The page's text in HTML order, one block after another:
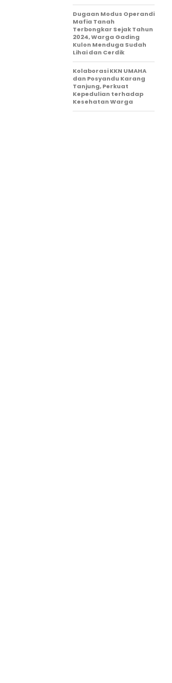
Dugaan Modus Operandi
Mafia Tanah
Terbongkar Sejak Tahun
2024, Warga Gading
Kulon Menduga Sudah
Lihai dan Cerdik
Kolaborasi KKN UMAHA
dan Posyandu Karang
Tanjung, Perkuat
Kepedulian terhadap
Kesehatan Warga